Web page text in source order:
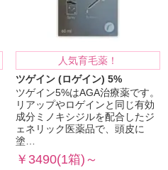
人気育毛薬！
ツゲイン (ロゲイン) 5%
ツゲイン5%はAGA治療薬です。
リアップやロゲインと同じ有効
成分ミノキシジルを配合したジ
ェネリック医薬品で、頭皮に
塗…
￥3490(1箱)～